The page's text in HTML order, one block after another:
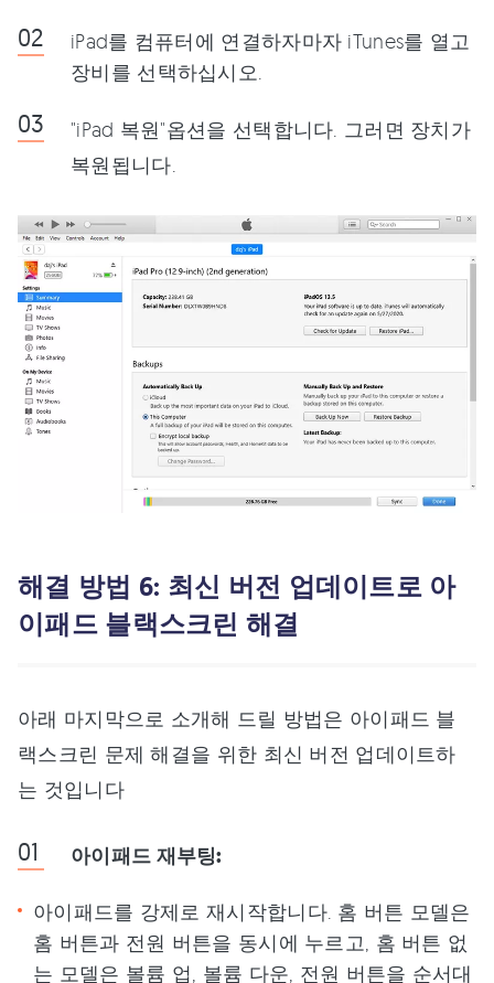
iPad를 컴퓨터에 연결하자마자 iTunes를 열고
장비를 선택하십시오.
"iPad 복원"옵션을 선택합니다. 그러면 장치가
복원됩니다.
해결 방법 6: 최신 버전 업데이트로 아
이패드 블랙스크린 해결
아래 마지막으로 소개해 드릴 방법은 아이패드 블
랙스크린 문제 해결을 위한 최신 버전 업데이트하
는 것입니다
아이패드 재부팅:
아이패드를 강제로 재시작합니다. 홈 버튼 모델은
홈 버튼과 전원 버튼을 동시에 누르고, 홈 버튼 없
는 모델은 볼륨 업, 볼륨 다운, 전원 버튼을 순서대